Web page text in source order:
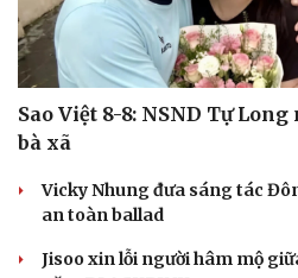
Sao Việt 8-8: NSND Tự
bà xã
Vicky Nhung đưa sáng tác
an toàn ballad
Jisoo xin lỗi người hâm mộ